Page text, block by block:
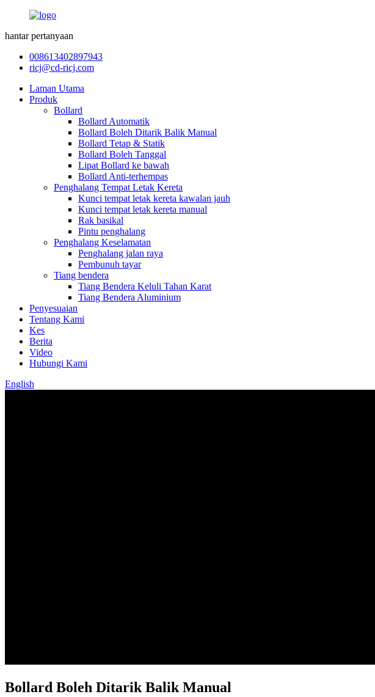
hantar pertanyaan
008613402897943
ricj@cd-ricj.com
Laman Utama
Produk
Bollard
Bollard Automatik
Bollard Boleh Ditarik Balik Manual
Bollard Tetap & Statik
Bollard Boleh Tanggal
Lipat Bollard ke bawah
Bollard Anti-terhempas
Penghalang Tempat Letak Kereta
Kunci tempat letak kereta kawalan jauh
Kunci tempat letak kereta manual
Rak basikal
Pintu penghalang
Penghalang Keselamatan
Penghalang jalan raya
Pembunuh tayar
Tiang bendera
Tiang Bendera Keluli Tahan Karat
Tiang Bendera Aluminium
Penyesuaian
Tentang Kami
Kes
Berita
Video
Hubungi Kami
English
Bollard Boleh Ditarik Balik Manual